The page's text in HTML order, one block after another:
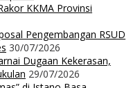
KKMA Provinsi
Pengembangan RSUD
30/07/2026
Dugaan Kekerasan,
29/07/2026